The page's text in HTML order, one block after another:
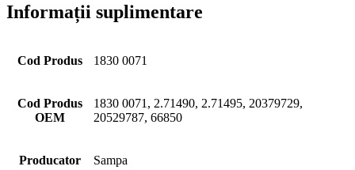
Informații suplimentare
Cod Produs 1830 0071
Cod Produs
OEM
1830 0071, 2.71490, 2.71495, 20379729,
20529787, 66850
Producator Sampa